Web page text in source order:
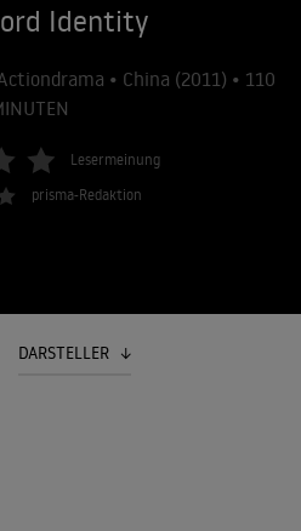
Identity
• China (2011) • 110
Lesermeinung
prisma-Redaktion
DARSTELLER